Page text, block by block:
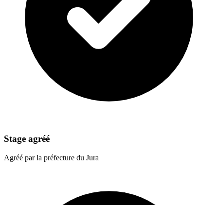
Stage agréé
Agréé par la préfecture du Jura